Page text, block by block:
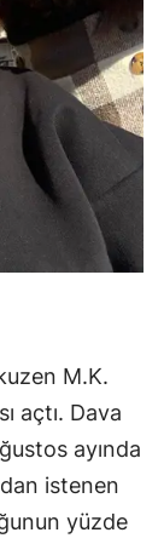
M.K.
açtı. Dava
ayında
istenen
yüzde